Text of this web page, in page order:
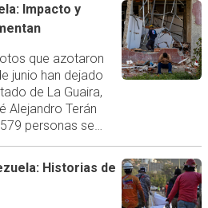
Impacto y
que azotaron
junio han dejado
de La Guaira,
Alejandro Terán
personas se…
Historias de